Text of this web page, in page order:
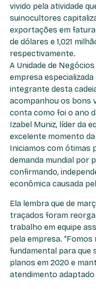
vivido pela atividade
suinocultores
exportações em
de dólares e 1,021
respectivamente.
A Unidade de
empresa
integrante desta
acompanhou os bons
conta como foi o ano
Izabel Muniz, líder da
excelente momento
Iniciamos com ótimas
demanda mundial por
confirmando,
econômica causada
Ela lembra que de
traçados foram
trabalho em equipe
pela empresa.
fundamental para que
planos em 2020 e
atendimento adaptado